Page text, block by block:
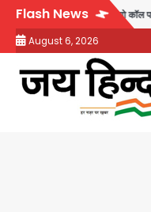
Skip
content
Flash News
बेटियों ने वीडियो कॉल पर देखा
August 6, 2026